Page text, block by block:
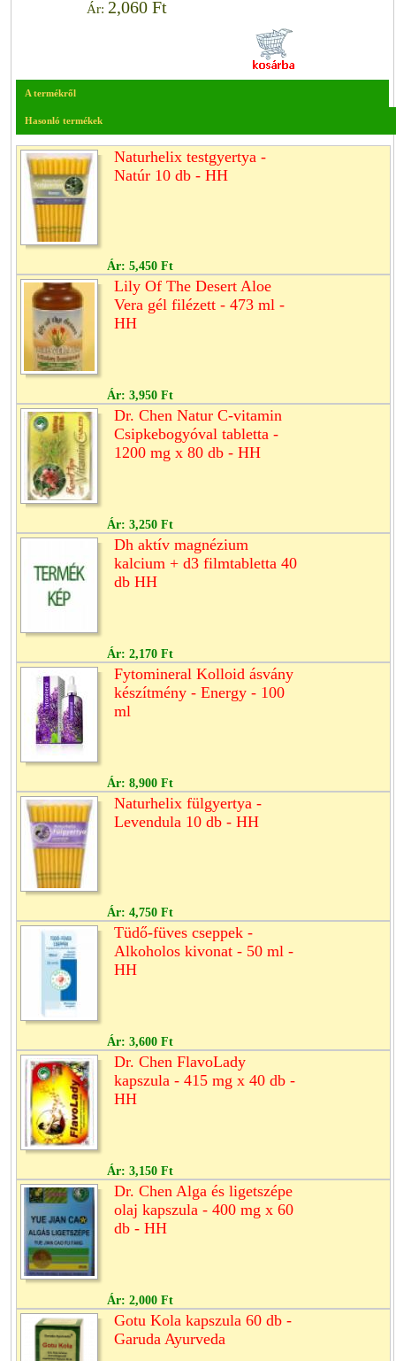
Ár: 2,060 Ft
A termékről
Hasonló termékek
Naturhelix testgyertya -
Natúr 10 db - HH
Ár: 5,450 Ft
Lily Of The Desert Aloe
Vera gél filézett - 473 ml -
HH
Ár: 3,950 Ft
Dr. Chen Natur C-vitamin
Csipkebogyóval tabletta -
1200 mg x 80 db - HH
Ár: 3,250 Ft
Dh aktív magnézium
kalcium + d3 filmtabletta 40
db HH
Ár: 2,170 Ft
Fytomineral Kolloid ásvány
készítmény - Energy - 100
ml
Ár: 8,900 Ft
Naturhelix fülgyertya -
Levendula 10 db - HH
Ár: 4,750 Ft
Tüdő-füves cseppek -
Alkoholos kivonat - 50 ml -
HH
Ár: 3,600 Ft
Dr. Chen FlavoLady
kapszula - 415 mg x 40 db -
HH
Ár: 3,150 Ft
Dr. Chen Alga és ligetszépe
olaj kapszula - 400 mg x 60
db - HH
Ár: 2,000 Ft
Gotu Kola kapszula 60 db -
Garuda Ayurveda